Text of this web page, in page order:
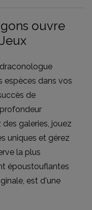
ouvre
espèces dans vos
de
galeries, jouez
uniques et gérez
la plus
époustouflantes
est d'une